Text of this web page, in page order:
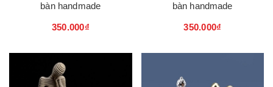
bàn handmade
350.000₫
bàn handmade
350.000₫